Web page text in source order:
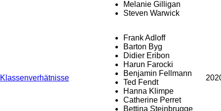
Melanie Gilligan
Steven Warwick
Klassenverhätnisse
Frank Adloff
Barton Byg
Didier Eribon
Harun Farocki
Benjamin Fellmann
Ted Fendt
Hanna Klimpe
Catherine Perret
Bettina Steinbrugge